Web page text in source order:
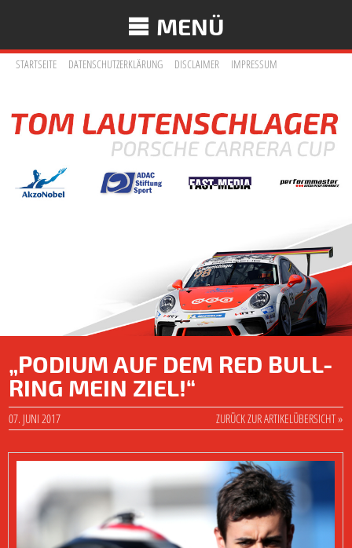
MENÜ
STARTSEITE DATENSCHUTZERKLÄRUNG DISCLAIMER IMPRESSUM
„PODIUM AUF DEM RED BULL-
RING MEIN ZIEL!“
07. JUNI 2017 ZURÜCK ZUR ARTIKELÜBERSICHT »